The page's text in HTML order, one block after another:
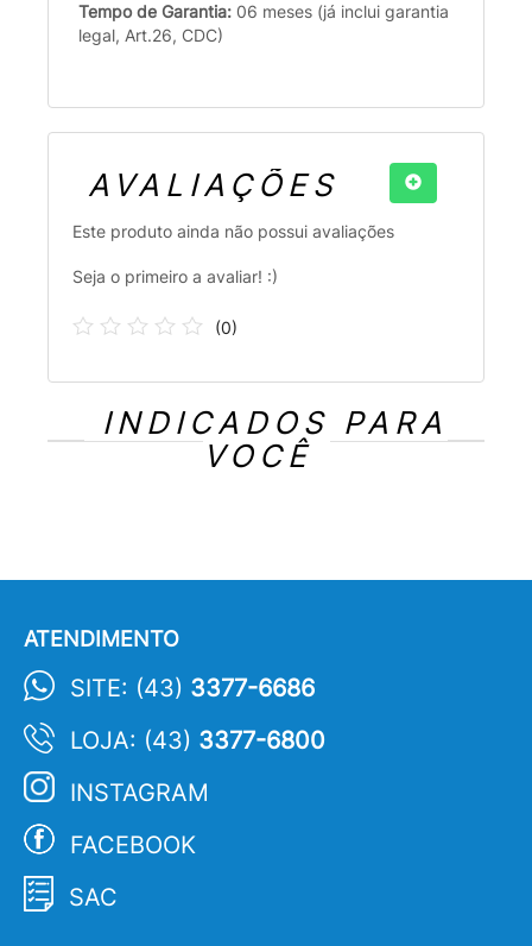
Tempo de Garantia: 06 meses (já inclui garantia
legal, Art.26, CDC)
AVALIAÇÕES
Este produto ainda não possui avaliações
Seja o primeiro a avaliar! :)
(0)
INDICADOS PARA
VOCÊ
ATENDIMENTO
SITE: (43) 3377-6686
LOJA: (43) 3377-6800
INSTAGRAM
FACEBOOK
SAC